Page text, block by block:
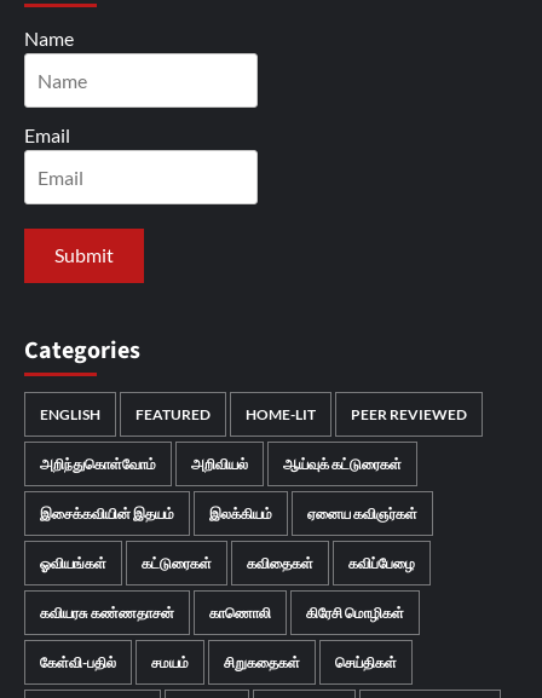
Name
Email
Categories
ENGLISH FEATURED HOME-LIT PEER REVIEWED
அறிந்துகொள்வோம் அறிவியல் ஆய்வுக் கட்டுரைகள்
இசைக்கவியின் இதயம் இலக்கியம் ஏனைய கவிஞர்கள்
ஓவியங்கள் கட்டுரைகள் கவிதைகள் கவிப்பேழை
கவியரசு கண்ணதாசன் காணொலி கிரேசி மொழிகள்
கேள்வி-பதில் சமயம் சிறுகதைகள் செய்திகள்